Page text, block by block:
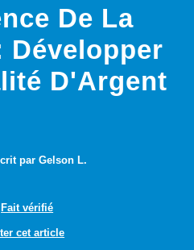
De La
Développer
D'Argent
par Gelson L.
Fait vérifié
cet article